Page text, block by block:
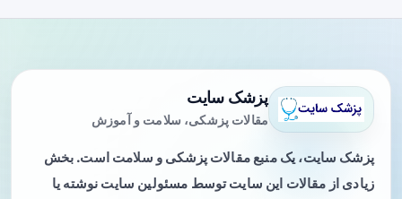
پزشک سایت
مقالات پزشکی، سلامت و آموزش
پزشک سایت، یک منبع مقالات پزشکی و سلامت است. بخش
زیادی از مقالات این سایت توسط مسئولین سایت نوشته یا